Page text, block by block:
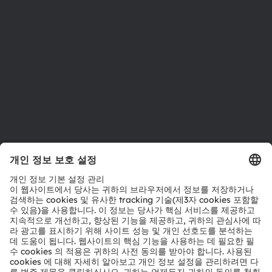
문의
파트너 네트워크
내부 고발